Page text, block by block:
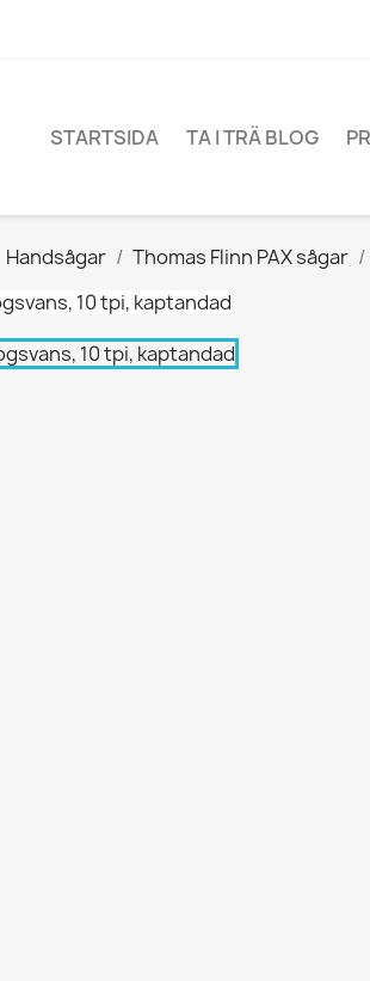
STARTSIDA TA I TRÄ BLOG
Handsågar Thomas Flinn PAX sågar